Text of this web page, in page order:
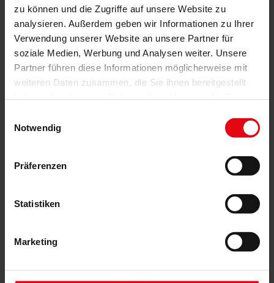
zu können und die Zugriffe auf unsere Website zu
analysieren. Außerdem geben wir Informationen zu Ihrer
Verwendung unserer Website an unsere Partner für
soziale Medien, Werbung und Analysen weiter. Unsere
Partner führen diese Informationen möglicherweise mit
weiteren Daten zusammen, die Sie ihnen bereitgestellt
Notwendig
Präferenzen
Statistiken
Marketing
Produktbeschreibung
Unter dem Schutz des Summerday Segels können
Sie die schönsten Tage des Jahres noch intensiver
genießen. Relaxen und verweilen Sie ganz einfach
an Ihrem ganz persönlichen Lieblingsplatz. Das
unkomplizierten Aufbau und hohe Qualität in der
Das könnte Sie auch interessieren